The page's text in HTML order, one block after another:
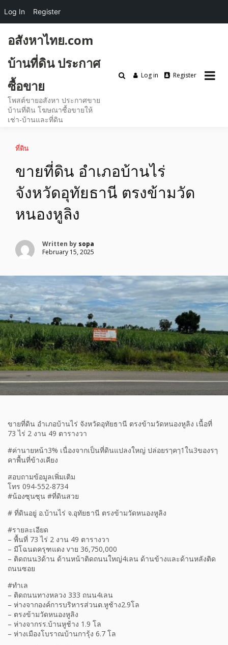
content
อสังหาไทย.com
บ้านที่ดิน ประกาศ
ซื้อขาย
โพสต์ขายอสังหา ประกาศขาย
บ้านที่ดิน โฆษณาซื้อขายให้
เช่า-บ้านและที่ดิน
Log in Register
ที่ดิน
ขายที่ดิน อำเภอบ้านไร่
จังหวัดอุทัยธานี ตรงข้ามวัด
หนองหูลิง
Written by sopa
February 15, 2025
ขายที่ดิน อำเภอบ้านไร่ จังหวัดอุทัยธานี ตรงข้ามวัดหนองหูลิง เนื้อที่
73 ไร่ 2 งาน 49 ตารางวา
#ค่านายหน้า3% เนื่องจากเป็นที่ดินแปลงใหญ่ ปล่อยรๅคๅ1ใน3ของรๅ
คาพื้นที่ข้างเคียง
สอบถามข้อมูลเพิ่มเติม
โทร 094-552-8734
#น้องซุนซุน #ที่ดินสวย
# ที่ดินอยู่ อ.บ้านไร่ จ.อุทัยธานี ตรงข้ามวัดหนองหูลิง
#รายละเอียด
– พื้นที่ 73 ไร่ 2 งาน 49 ตารางวา
– มีโฉนดครุฑแดง vาย 36,750,000
– ติดถนน3ด้าน ด้านหน้าติดถนนใหญ่4เลน ด้านข้างและด้านหลังติด
ถนนซอย
#ทำเล
– ติดถนนทางหลวง 333 ถนน4เลน
– ห่างจากองค์การบริหารส่วนต.หูช้าง2.9โล
– ตรงข้ามวัดหนองหูลิง
– ห่างจากรร.บ้านหูช้าง 1.9 โล
– ห่างเมืองโบราณบ้านการุ้ง 6.7 โล
Log In Register